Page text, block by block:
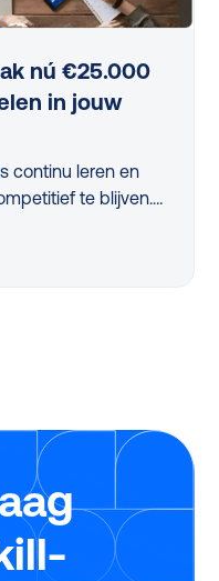
nú €25.000
in jouw
continu leren en
te blijven.
je dit slim aan?
van deze